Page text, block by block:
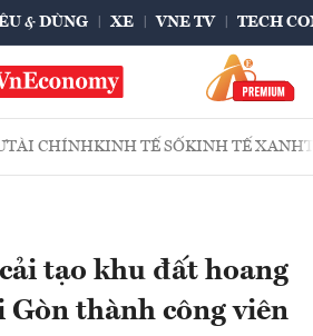
& DÙNG XE VNE TV TECH
TÀI CHÍNHKINH TẾ SỐKINH TẾ XANH
tạo khu đất hoang
Gòn thành công viên